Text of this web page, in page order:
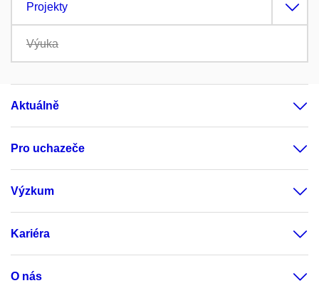
Projekty
Výuka
Aktuálně
Pro uchazeče
Výzkum
Kariéra
O nás